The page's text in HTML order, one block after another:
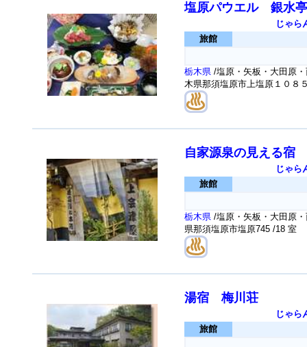
塩原パウエル 銀水亭
じゃら
旅館
栃木県 /塩原・矢板・大田原
木県那須塩原市上塩原１０８
自家源泉の見える
じゃら
旅館
栃木県 /塩原・矢板・大田原
県那須塩原市塩原745 /18 室
湯宿 梅川荘
じゃら
旅館